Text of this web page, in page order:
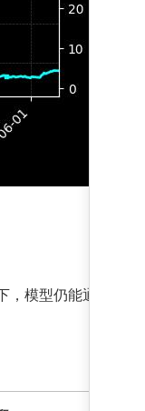
模型仍能通过快速